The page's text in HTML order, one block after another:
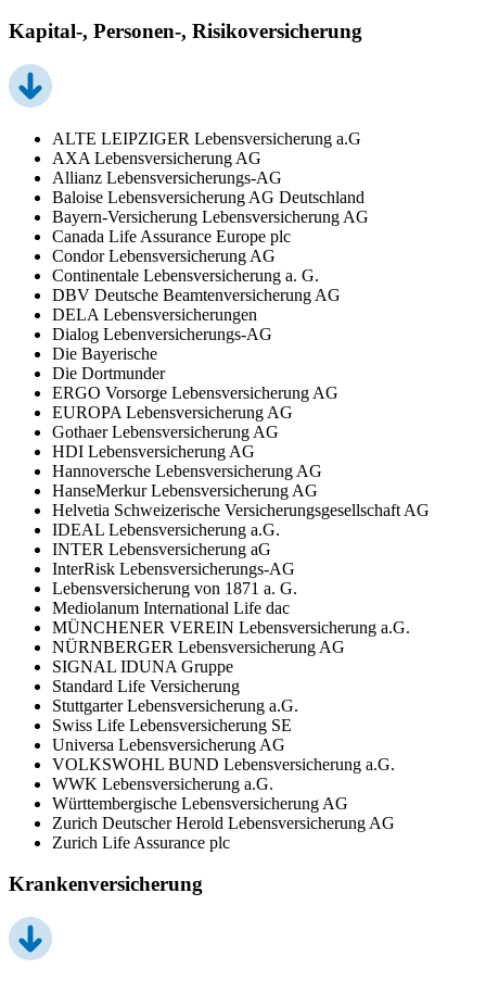
Kapital-, Personen-, Risikoversicherung
ALTE LEIPZIGER Lebensversicherung a.G
AXA Lebensversicherung AG
Allianz Lebensversicherungs-AG
Baloise Lebensversicherung AG Deutschland
Bayern-Versicherung Lebensversicherung AG
Canada Life Assurance Europe plc
Condor Lebensversicherung AG
Continentale Lebensversicherung a. G.
DBV Deutsche Beamtenversicherung AG
DELA Lebensversicherungen
Dialog Lebenversicherungs-AG
Die Bayerische
Die Dortmunder
ERGO Vorsorge Lebensversicherung AG
EUROPA Lebensversicherung AG
Gothaer Lebensversicherung AG
HDI Lebensversicherung AG
Hannoversche Lebensversicherung AG
HanseMerkur Lebensversicherung AG
Helvetia Schweizerische Versicherungsgesellschaft AG
IDEAL Lebensversicherung a.G.
INTER Lebensversicherung aG
InterRisk Lebensversicherungs-AG
Lebensversicherung von 1871 a. G.
Mediolanum International Life dac
MÜNCHENER VEREIN Lebensversicherung a.G.
NÜRNBERGER Lebensversicherung AG
SIGNAL IDUNA Gruppe
Standard Life Versicherung
Stuttgarter Lebensversicherung a.G.
Swiss Life Lebensversicherung SE
Universa Lebensversicherung AG
VOLKSWOHL BUND Lebensversicherung a.G.
WWK Lebensversicherung a.G.
Württembergische Lebensversicherung AG
Zurich Deutscher Herold Lebensversicherung AG
Zurich Life Assurance plc
Krankenversicherung